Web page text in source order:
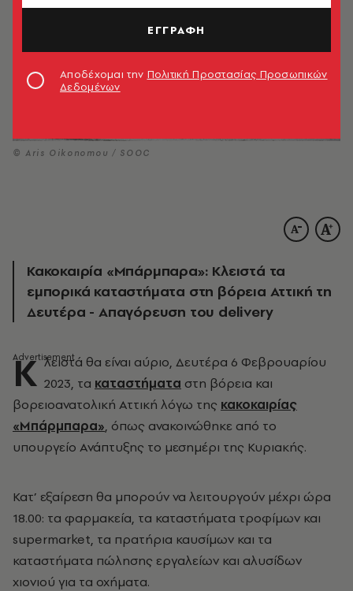
© Aris Oikonomou / SOOC
Κακοκαιρία «Μπάρμπαρα»: Κλειστά τα
εμπορικά καταστήματα στη βόρεια Αττική τη
Δευτέρα - Απαγόρευση του delivery
Κ λειστά θα είναι αύριο, Δευτέρα 6 Φεβρουαρίου
2023, τα καταστήματα στη βόρεια και
βορειοανατολική Αττική λόγω της κακοκαιρίας
«Μπάρμπαρα», όπως ανακοινώθηκε από το
υπουργείο Ανάπτυξης το μεσημέρι της Κυριακής.
Κατ’ εξαίρεση θα μπορούν να λειτουργούν μέχρι ώρα
18.00: τα φαρμακεία, τα καταστήματα τροφίμων και
supermarket, τα πρατήρια καυσίμων και τα
καταστήματα πώλησης εργαλείων και αλυσίδων
χιονιού για τα οχήματα.
ΕΓΓΡΑΦΗ
Αποδέχομαι την Πολιτική Προστασίας Προσωπικών
Δεδομένων